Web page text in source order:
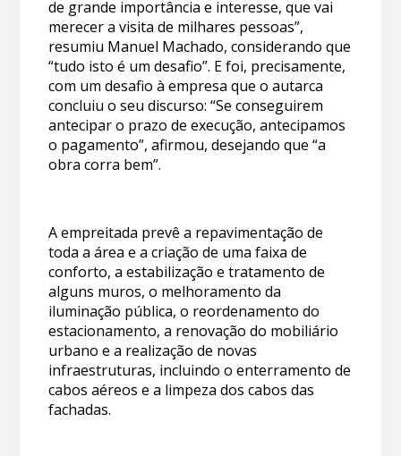
de grande importância e interesse, que vai
merecer a visita de milhares pessoas”,
resumiu Manuel Machado, considerando que
“tudo isto é um desafio”. E foi, precisamente,
com um desafio à empresa que o autarca
concluiu o seu discurso: “Se conseguirem
antecipar o prazo de execução, antecipamos
o pagamento”, afirmou, desejando que “a
obra corra bem”.
A empreitada prevê a repavimentação de
toda a área e a criação de uma faixa de
conforto, a estabilização e tratamento de
alguns muros, o melhoramento da
iluminação pública, o reordenamento do
estacionamento, a renovação do mobiliário
urbano e a realização de novas
infraestruturas, incluindo o enterramento de
cabos aéreos e a limpeza dos cabos das
fachadas.